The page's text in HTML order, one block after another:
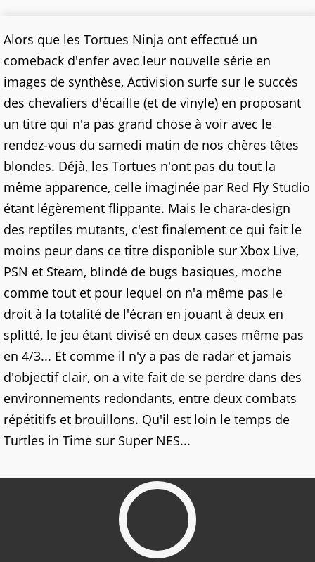
Alors que les Tortues Ninja ont effectué un
comeback d'enfer avec leur nouvelle série en
images de synthèse, Activision surfe sur le succès
des chevaliers d'écaille (et de vinyle) en proposant
un titre qui n'a pas grand chose à voir avec le
rendez-vous du samedi matin de nos chères têtes
blondes. Déjà, les Tortues n'ont pas du tout la
même apparence, celle imaginée par Red Fly Studio
étant légèrement flippante. Mais le chara-design
des reptiles mutants, c'est finalement ce qui fait le
moins peur dans ce titre disponible sur Xbox Live,
PSN et Steam, blindé de bugs basiques, moche
comme tout et pour lequel on n'a même pas le
droit à la totalité de l'écran en jouant à deux en
splitté, le jeu étant divisé en deux cases même pas
en 4/3... Et comme il n'y a pas de radar et jamais
d'objectif clair, on a vite fait de se perdre dans des
environnements redondants, entre deux combats
répétitifs et brouillons. Qu'il est loin le temps de
Turtles in Time sur Super NES...